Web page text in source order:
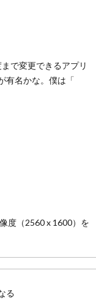
で変更できるアプリ
有名かな。僕は「
度（2560 x 1600）を
る